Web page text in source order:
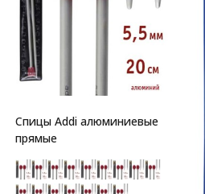
Спицы Addi алюминиевые
прямые